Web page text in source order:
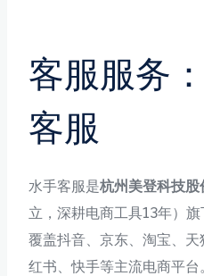
客服服务
客服
水手客服是杭州美登科技股
立，深耕电商工具13年）
覆盖抖音、京东、淘宝、
红书、快手等主流电商平台